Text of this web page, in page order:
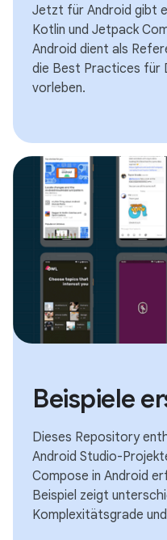
Jetzt für Android gibt
Kotlin und Jetpack
Android dient als
die Best Practices für
vorleben.
Beispiele
Dieses Repository
Android Studio-
Compose in Android
Beispiel zeigt
Komplexitätsgrade